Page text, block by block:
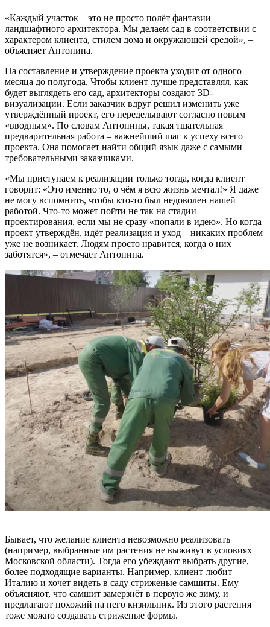
«Каждый участок – это не просто полёт фантазии
ландшафтного архитектора. Мы делаем сад в соответствии с
характером клиента, стилем дома и окружающей средой», –
объясняет Антонина.
На составление и утверждение проекта уходит от одного
месяца до полугода. Чтобы клиент лучше представлял, как
будет выглядеть его сад, архитекторы создают 3D-
визуализации. Если заказчик вдруг решил изменить уже
утверждённый проект, его переделывают согласно новым
«вводным». По словам Антонины, такая тщательная
предварительная работа – важнейший шаг к успеху всего
проекта. Она помогает найти общий язык даже с самыми
требовательными заказчиками.
«Мы приступаем к реализации только тогда, когда клиент
говорит: «Это именно то, о чём я всю жизнь мечтал!» Я даже
не могу вспомнить, чтобы кто-то был недоволен нашей
работой. Что-то может пойти не так на стадии
проектирования, если мы не сразу «попали в идею». Но когда
проект утверждён, идёт реализация и уход – никаких проблем
уже не возникает. Людям просто нравится, когда о них
заботятся», – отмечает Антонина.
Бывает, что желание клиента невозможно реализовать
(например, выбранные им растения не выживут в условиях
Московской области). Тогда его убеждают выбрать другие,
более подходящие варианты. Например, клиент любит
Италию и хочет видеть в саду стриженые самшиты. Ему
объясняют, что самшит замерзнёт в первую же зиму, и
предлагают похожий на него кизильник. Из этого растения
тоже можно создавать стриженые формы.